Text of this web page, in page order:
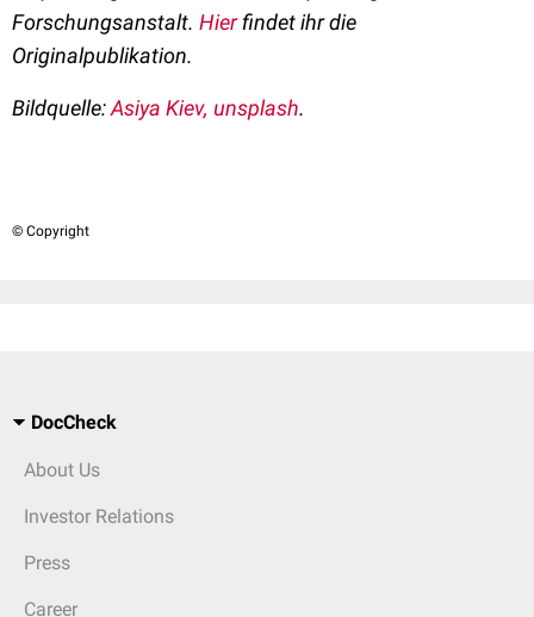
Forschungsanstalt. Hierfindet ihr die
Originalpublikation.
Bildquelle:Asiya Kiev, unsplash.
© Copyright
DocCheck
About Us
Investor Relations
Press
Career